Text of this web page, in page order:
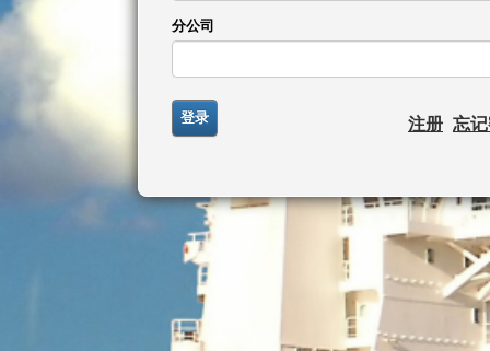
分公司
注册 忘